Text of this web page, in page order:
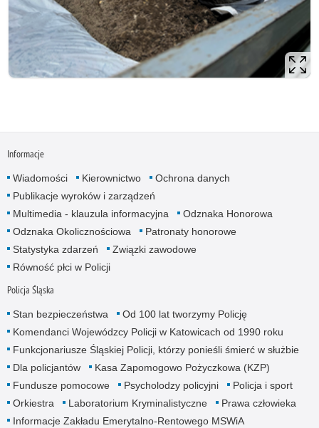
Informacje
Wiadomości Kierownictwo
Ochrona danych
Publikacje wyroków i zarządzeń
Multimedia - klauzula informacyjna
Odznaka Honorowa
Odznaka Okolicznościowa
Patronaty honorowe
Statystyka zdarzeń
Związki zawodowe
Równość płci w Policji
Policja Śląska
Stan bezpieczeństwa
Od 100 lat tworzymy Policję
Komendanci Wojewódzcy Policji w Katowicach od 1990 roku
Funkcjonariusze Śląskiej Policji, którzy ponieśli śmierć w służbie
Dla policjantów
Kasa Zapomogowo Pożyczkowa (KZP)
Fundusze pomocowe
Psycholodzy policyjni
Policja i sport
Orkiestra
Laboratorium Kryminalistyczne
Prawa człowieka
Informacje Zakładu Emerytalno-Rentowego MSWiA